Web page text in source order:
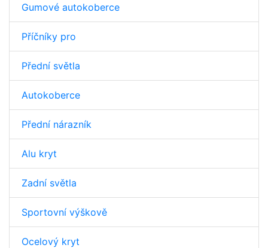
Gumové autokoberce
Příčníky pro
Přední světla
Autokoberce
Přední nárazník
Alu kryt
Zadní světla
Sportovní výškově
Ocelový kryt